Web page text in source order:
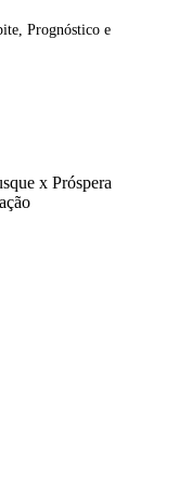
Prognóstico e
x Próspera